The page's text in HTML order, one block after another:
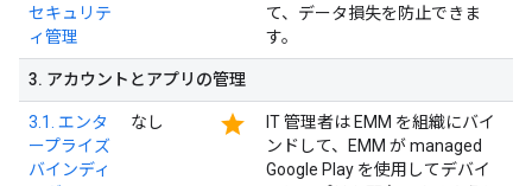
セキュリテ
ィ管理
て、データ損失を防止できま
す。
3. アカウントとアプリの管理
3.1. エンタ
ープライズ
バインディ
なし star
IT 管理者は EMM を組織にバイ
ンドして、EMM が managed
Google Play を使用してデバイ